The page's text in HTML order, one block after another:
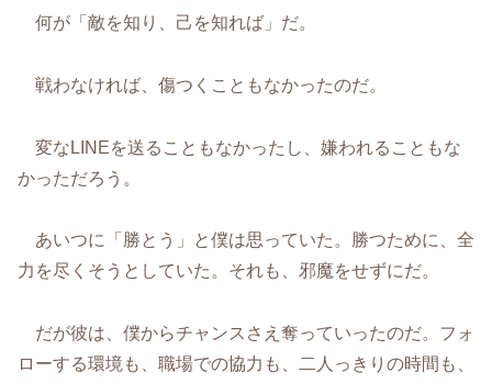
何が「敵を知り、己を知れば」だ。
戦わなければ、傷つくこともなかったのだ。
変なLINEを送ることもなかったし、嫌われることもな
かっただろう。
あいつに「勝とう」と僕は思っていた。勝つために、全
力を尽くそうとしていた。それも、邪魔をせずにだ。
だが彼は、僕からチャンスさえ奪っていったのだ。フォ
ローする環境も、職場での協力も、二人っきりの時間も、